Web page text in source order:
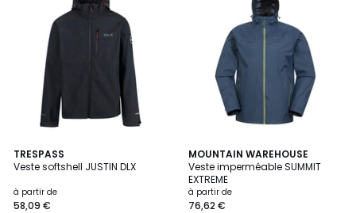
TRESPASS
Veste softshell JUSTIN DLX
à partir de
58,09 €
MOUNTAIN WAREHOUSE
Veste imperméable SUMMIT
EXTREME
à partir de
76,62 €
2
Couleurs